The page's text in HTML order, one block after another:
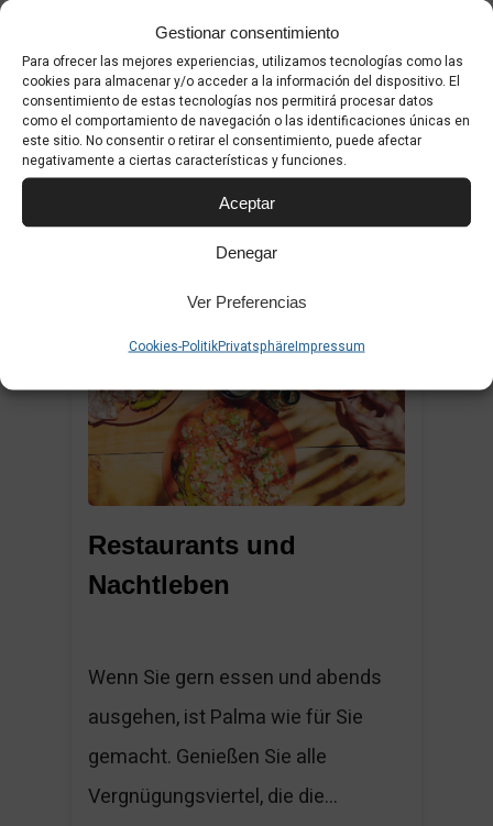
Gestionar consentimiento
Para ofrecer las mejores experiencias, utilizamos tecnologías como las
cookies para almacenar y/o acceder a la información del dispositivo. El
consentimiento de estas tecnologías nos permitirá procesar datos
como el comportamiento de navegación o las identificaciones únicas en
este sitio. No consentir o retirar el consentimiento, puede afectar
negativamente a ciertas características y funciones.
Aceptar
Denegar
Ver Preferencias
Cookies-PolitikPrivatsphäreImpressum
Einer der authentischsten Märkte.
Zu 100% regional. Experiencia local
100% Der Mercat de Pere Garau ist
der regionale Markt...
1
Restaurants und
Nachtleben
Wenn Sie gern essen und abends
ausgehen, ist Palma wie für Sie
gemacht. Genießen Sie alle
Vergnügungsviertel, die die...